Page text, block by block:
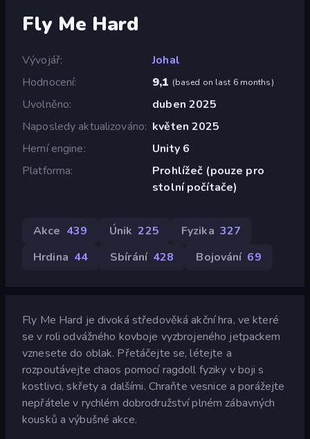
Fly Me Hard
Vývojář
Johal
Hodnocení
9,1 (based on last 6 months)
Uvolněno
duben 2025
Naposledy aktualizováno květen 2025
Herní engine
Unity 6
Platforma
Prohlížeč (pouze pro
stolní počítače)
Akce 439 Únik 225 Fyzika 327
Hrdina 44 Sbírání 428 Bojování 69
Fly Me Hard je divoká středověká akční hra, ve které
se v roli odvážného kovboje vyzbrojeného jetpackem
vznesete do oblak. Přetáčejte se, létejte a
rozpoutávejte chaos pomocí ragdoll fyziky v boji s
kostlivci, skřety a dalšími. Chraňte vesnice a porážejte
nepřátele v rychlém dobrodružství plném zábavných
kousků a výbušné akce.